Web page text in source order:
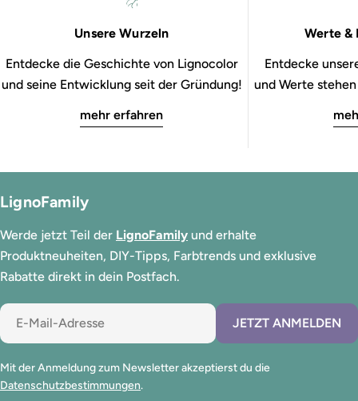
Unsere Wurzeln
Entdecke die Geschichte von Lignocolor
und seine Entwicklung seit der Gründung!
mehr erfahren
Werte &
Entdecke
und Werte
LignoFamily
Werde jetzt Teil der LignoFamily und erhalte
Produktneuheiten, DIY-Tipps, Farbtrends und exklusive
Rabatte direkt in dein Postfach.
E-
Mail
JETZT ANMELDEN
Mit der Anmeldung zum Newsletter akzeptierst du die
Datenschutzbestimmungen.